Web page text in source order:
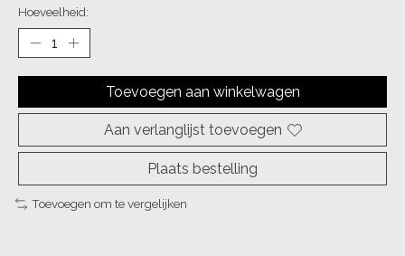
Hoeveelheid:
Toevoegen aan winkelwagen
Aan verlanglijst toevoegen
Plaats bestelling
Toevoegen om te vergelijken